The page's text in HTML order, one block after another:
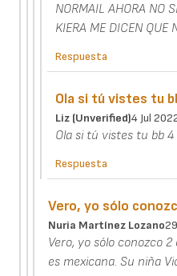
NORMAIL AHORA NO
KIERA ME DICEN QUE
Respuesta
Ola si tú vistes tu
Liz (unverified)4 Jul
Ola si tú vistes tu bb
Respuesta
Vero, yo sólo
Nuria Martínez Lozano
Vero, yo sólo conozco
es mexicana. Su niña